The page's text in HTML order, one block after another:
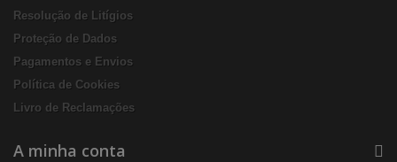
Resolução de Litígios
Proteção de Dados
Pagamentos e Envios
Política de Cookies
Livro de Reclamações
A minha conta